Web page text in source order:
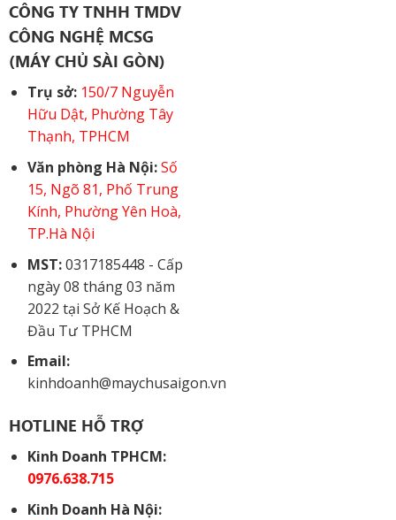
CÔNG TY TNHH TMDV
CÔNG NGHỆ MCSG
(MÁY CHỦ SÀI GÒN)
Trụ sở: 150/7 Nguyễn
Hữu Dật, Phường Tây
Thạnh, TPHCM
Văn phòng Hà Nội: Số
15, Ngõ 81, Phố Trung
Kính, Phường Yên Hoà,
TP.Hà Nội
MST:0317185448 - Cấp
ngày 08 tháng 03 năm
2022 tại Sở Kế Hoạch &
Đầu Tư TPHCM
Email:
kinhdoanh@maychusaigon.vn
HOTLINE HỖ TRỢ
Kinh Doanh TPHCM:
0976.638.715
Kinh Doanh Hà Nội: